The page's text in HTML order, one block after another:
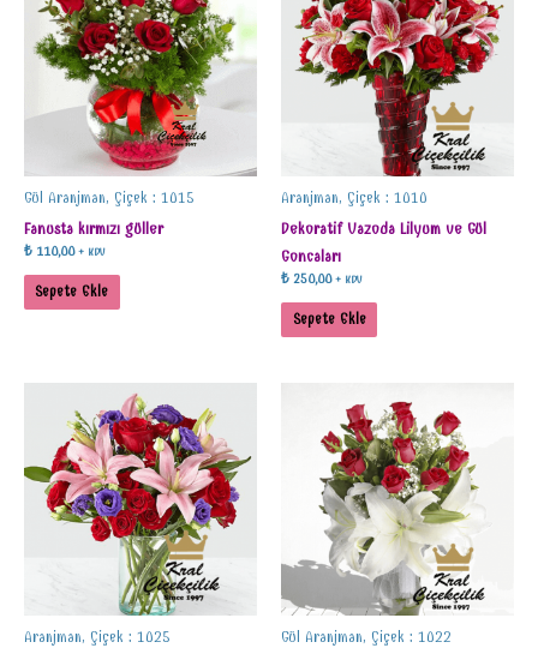
Gül Aranjman, Çiçek : 1015
Fanusta kırmızı güller
₺110,00 + KDV
Sepete Ekle
Aranjman, Çiçek : 1010
Dekoratif Vazoda Lilyum ve Gül
Goncaları
₺ 250,00 + KDV
Sepete Ekle
Aranjman, Çiçek : 1025 Gül Aranjman, Çiçek : 1022